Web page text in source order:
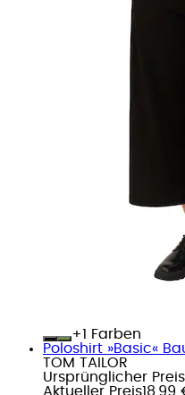
+
Farben
Poloshirt »Basic«
TOM TAILOR
Ursprünglicher Preis
Aktueller Preis18,99